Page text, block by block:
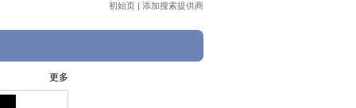
初始页 | 添加搜索提供商
更多